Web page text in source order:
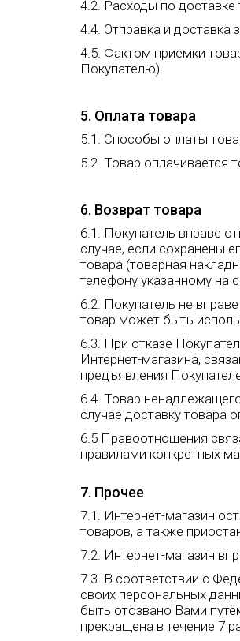
4.2. Расходы по
4.4. Отправка и доставка
4.5. Фактом приемки
Покупателю).
5. Оплата товара
5.1. Способы оплаты
5.2. Товар оплачивается
6. Возврат товара
6.1. Покупатель вправе
случае, если сохранены
товара (товарная
телефону указанному на
6.2. Покупатель не
товар может быть
6.3. При отказе
Интернет-магазина,
предъявления
6.4. Товар
случае доставку товара
6.5 Правоотношения
правилами конкретных
7. Прочее
7.1. Интернет-магазин
товаров, а также
7.2. Интернет-магазин
7.3. В соответствии с
своих персональных
быть отозвано Вами
прекращена в течение 7